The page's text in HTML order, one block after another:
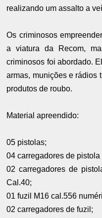
realizando um assalto a
Os criminosos
a viatura da Recom,
criminosos foi abordado.
armas, munições e rádios
produtos de roubo.
Material apreendido:
05 pistolas;
04 carregadores de pistola
02 carregadores de
Cal.40;
01 fuzil M16 cal.556
02 carregadores de fuzil;